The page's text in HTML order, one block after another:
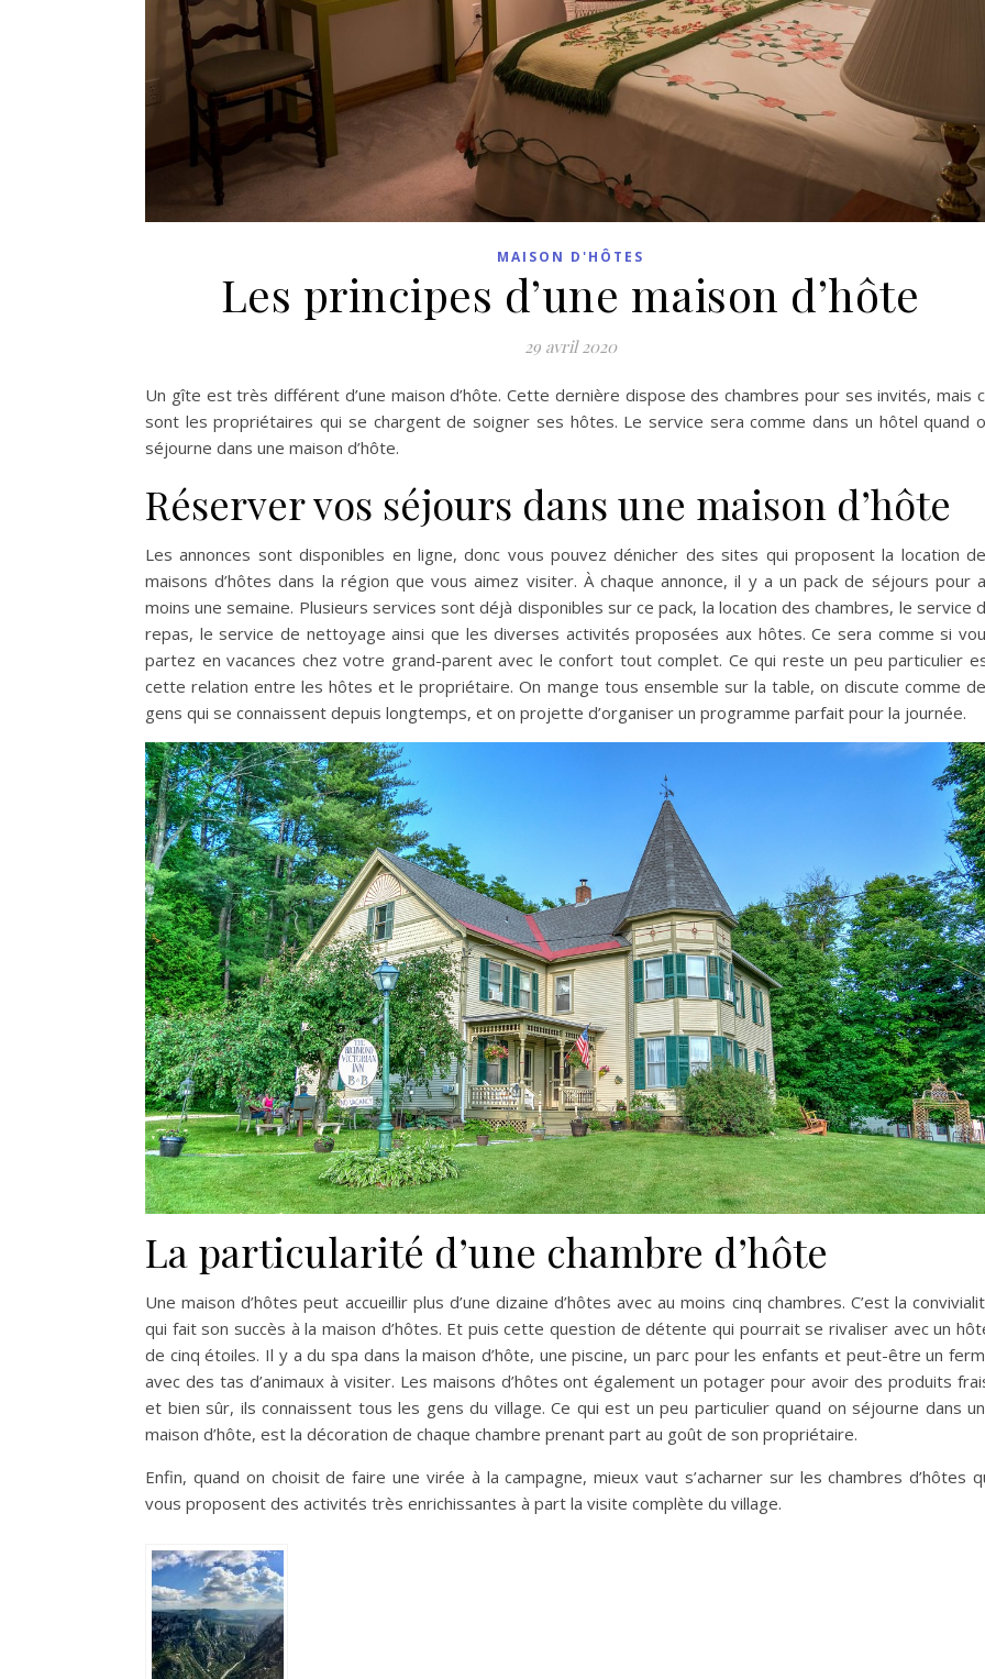
MAISON D'HÔTES
Les principes d’une maison d’hôte
29 avril 2020
Un gîte est très différent d’une maison d’hôte. Cette dernière dispose des chambres pour ses invités, mais
sont les propriétaires qui se chargent de soigner ses hôtes. Le service sera comme dans un hôtel quand
séjourne dans une maison d’hôte.
Réserver vos séjours dans une maison d’hôte
Les annonces sont disponibles en ligne, donc vous pouvez dénicher des sites qui proposent la location
maisons d’hôtes dans la région que vous aimez visiter. À chaque annonce, il y a un pack de séjours pour
moins une semaine. Plusieurs services sont déjà disponibles sur ce pack, la location des chambres, le service
repas, le service de nettoyage ainsi que les diverses activités proposées aux hôtes. Ce sera comme si
partez en vacances chez votre grand-parent avec le confort tout complet. Ce qui reste un peu particulier
cette relation entre les hôtes et le propriétaire. On mange tous ensemble sur la table, on discute comme
gens qui se connaissent depuis longtemps, et on projette d’organiser un programme parfait pour la journée.
La particularité d’une chambre d’hôte
Une maison d’hôtes peut accueillir plus d’une dizaine d’hôtes avec au moins cinq chambres. C’est la
qui fait son succès à la maison d’hôtes. Et puis cette question de détente qui pourrait se rivaliser avec un
de cinq étoiles. Il y a du spa dans la maison d’hôte, une piscine, un parc pour les enfants et peut-être un
avec des tas d’animaux à visiter. Les maisons d’hôtes ont également un potager pour avoir des produits
et bien sûr, ils connaissent tous les gens du village. Ce qui est un peu particulier quand on séjourne dans
maison d’hôte, est la décoration de chaque chambre prenant part au goût de son propriétaire.
Enfin, quand on choisit de faire une virée à la campagne, mieux vaut s’acharner sur les chambres d’hôtes
vous proposent des activités très enrichissantes à part la visite complète du village.